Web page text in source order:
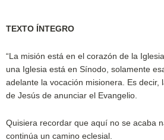
TEXTO ÍNTEGRO
“La misión está en el corazón de la
una Iglesia está en Sínodo, solamente
adelante la vocación misionera. Es decir,
de Jesús de anunciar el Evangelio.
Quisiera recordar que aquí no se acaba
continúa un camino eclesial.